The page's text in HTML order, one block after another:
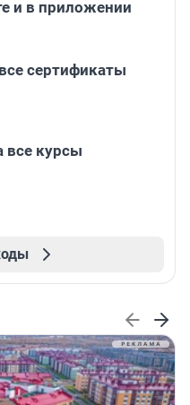
и в приложении
сертификаты
все курсы